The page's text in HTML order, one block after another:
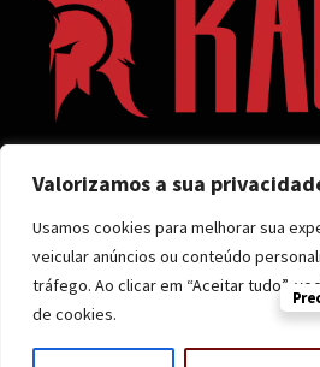
Valorizamos a sua
Usamos cookies para melhorar sua
veicular anúncios ou conteúdo
tráfego. Ao clicar em “Aceitar tudo”,
de cookies.
©Feito pelaKaus Elite- Todos os
CNPJ 29.064.600/0001-03